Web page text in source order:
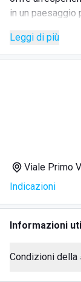
in un paesaggio
inclusa
piscina. Il lido è
Bar e
Area giochi
Campo da
Sistema di
Leggi di più
Viale Primo
Indicazioni
Informazioni
Condizioni della